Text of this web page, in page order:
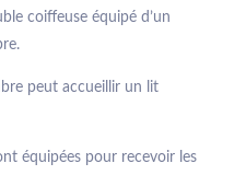
coiffeuse équipé d’un
peut accueillir un lit
équipées pour recevoir les